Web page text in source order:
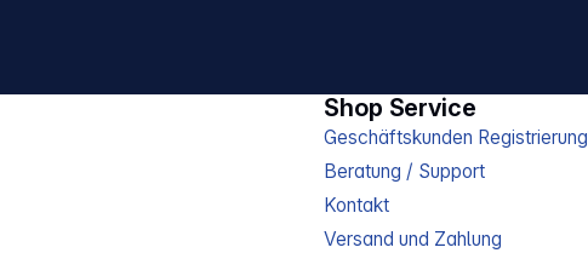
Shop Service
Geschäftskunden Registrierung
Beratung / Support
Kontakt
Versand und Zahlung